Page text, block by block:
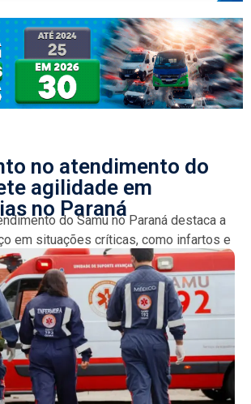
no atendimento do
agilidade em
no Paraná
do Samu no Paraná destaca a
em situações críticas, como infartos e
a rapidez...